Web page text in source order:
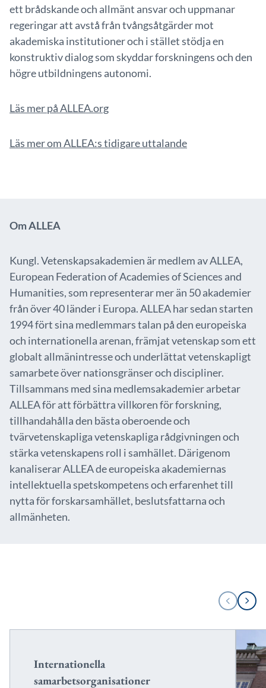
ett brådskande och allmänt ansvar och uppmanar
regeringar att avstå från tvångsåtgärder mot
akademiska institutioner och i stället stödja en
konstruktiv dialog som skyddar forskningens och den
högre utbildningens autonomi.
Läs mer på ALLEA.org
Läs mer om ALLEA:s tidigare uttalande
Om ALLEA
Kungl. Vetenskapsakademien är medlem av ALLEA,
European Federation of Academies of Sciences and
Humanities, som representerar mer än 50 akademier
från över 40 länder i Europa. ALLEA har sedan starten
1994 fört sina medlemmars talan på den europeiska
och internationella arenan, främjat vetenskap som ett
globalt allmänintresse och underlättat vetenskapligt
samarbete över nationsgränser och discipliner.
Tillsammans med sina medlemsakademier arbetar
ALLEA för att förbättra villkoren för forskning,
tillhandahålla den bästa oberoende och
tvärvetenskapliga vetenskapliga rådgivningen och
stärka vetenskapens roll i samhället. Därigenom
kanaliserar ALLEA de europeiska akademiernas
intellektuella spetskompetens och erfarenhet till
nytta för forskarsamhället, beslutsfattarna och
allmänheten.
1
/
FÖREGÅENDE
NÄSTA
Internationella
samarbetsorganisationer